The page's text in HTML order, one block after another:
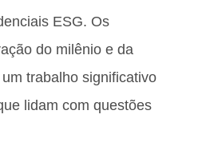
ESG. Os
do milênio e da
trabalho significativo
lidam com questões